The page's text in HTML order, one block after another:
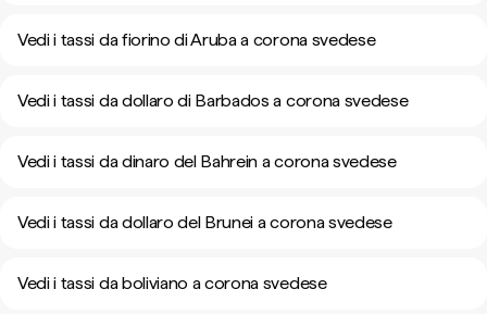
Vedi i tassi da fiorino di Aruba a corona svedese
Vedi i tassi da dollaro di Barbados a corona svedese
Vedi i tassi da dinaro del Bahrein a corona svedese
Vedi i tassi da dollaro del Brunei a corona svedese
Vedi i tassi da boliviano a corona svedese